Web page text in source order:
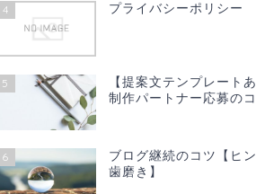
4 プライバシーポリシー
5
【提案文テンプレートあ
制作パートナー応募の
6
ブログ継続のコツ【ヒン
歯磨き】